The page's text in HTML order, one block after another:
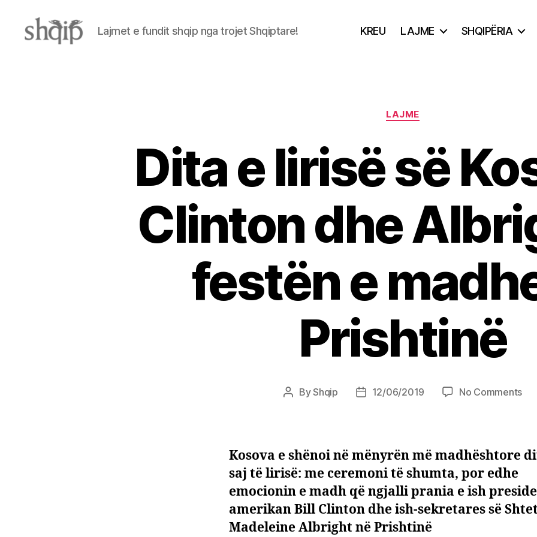
Lajmet e fundit shqip nga trojet Shqiptare! KREU LAJME SHQIPËRIA
Categories
LAJME
Dita e lirisë së
Clinton dhe
festën e
Prishtinë
PostByShqip
Post12/06/2019 No Commentson
së
Kosova e shënoi në mënyrën më madhështore
saj të lirisë: me ceremoni të shumta, por edhe
emocionin e madh që ngjalli prania e ish
amerikan Bill Clinton dhe ish-sekretares së
Madeleine Albright në Prishtinë